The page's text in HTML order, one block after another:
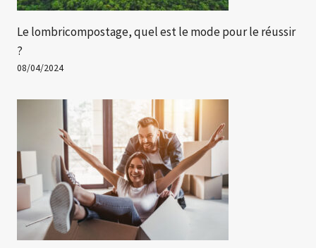
Le lombricompostage, quel est le mode pour le réussir
?
08/04/2024